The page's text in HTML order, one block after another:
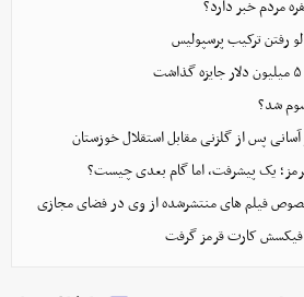
مردم خبر دارد؟
رفتن ترکیب پرسپولیس
شد؟
آسانی پس از گلزنی مقابل استقلال خوزستان
یک پیشرفت، اما گام بعدی چیست؟
فیلم های منتشرشده از وی در فضای مجازی
فیکسش کارت قرمز گرفت